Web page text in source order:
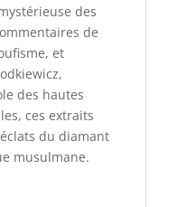
des
de
et
des hautes
ces extraits
du diamant
musulmane.